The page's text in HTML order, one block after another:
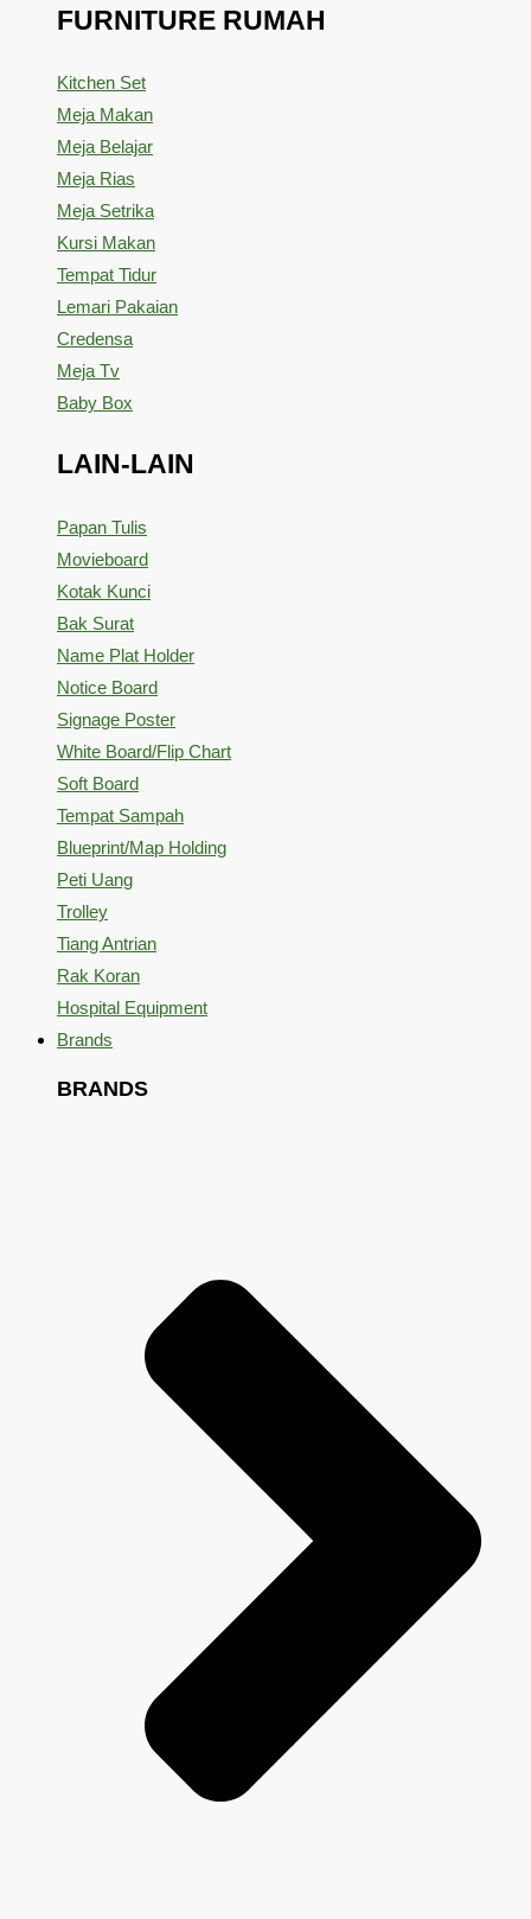
FURNITURE RUMAH
Kitchen Set
Meja Makan
Meja Belajar
Meja Rias
Meja Setrika
Kursi Makan
Tempat Tidur
Lemari Pakaian
Credensa
Meja Tv
Baby Box
LAIN-LAIN
Papan Tulis
Movieboard
Kotak Kunci
Bak Surat
Name Plat Holder
Notice Board
Signage Poster
White Board/Flip Chart
Soft Board
Tempat Sampah
Blueprint/Map Holding
Peti Uang
Trolley
Tiang Antrian
Rak Koran
Hospital Equipment
Brands
BRANDS